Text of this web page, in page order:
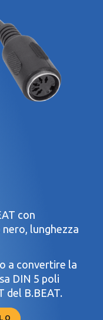
con
lunghezza
a convertire la
DIN 5 poli
del B.BEAT.